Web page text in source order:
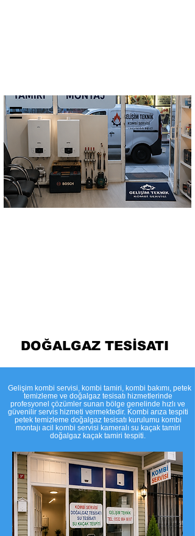
DOĞALGAZ TESİSATI
​Gelişim kombi servisi, kombi tamiri, kombi bakımı, petek
temizleme ve doğalgaz tesisatı hizmetlerinde
profesyonel çözümler sunan bölge genelinde hızlı ve
güvenilir servis hizmeti vermektedir. Kombi arıza tespiti
petek temizleme doğalgaz tesisatı kurulumu kombi
montajı acil kombi servisi kameralı su kaçak tamiri
doğalgaz kaçak tamiri tespiti.